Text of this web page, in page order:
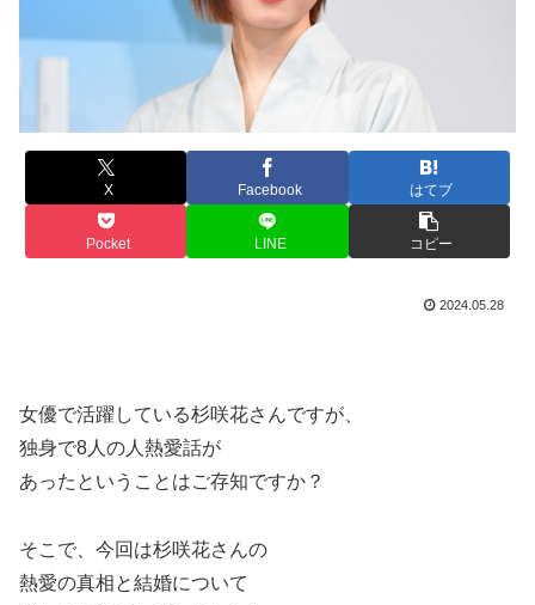
X Facebook はてブ
Pocket LINE コピー
2024.05.28
女優で活躍している杉咲花さんですが、
独身で8人の人熱愛話が
あったということはご存知ですか？
そこで、今回は杉咲花さんの
熱愛の真相と結婚について